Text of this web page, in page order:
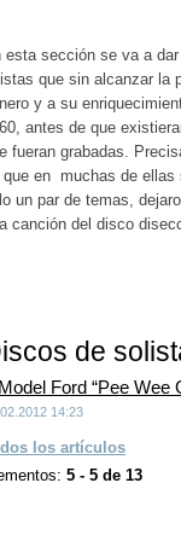
esta sección se va a
que sin alcanzar la
y a su
antes de que
fueran grabadas.
que en muchas de ellas
un par de temas,
canción del disco
de
Ford “Pee Wee
14:23
los artículos
5 - 5 de 13